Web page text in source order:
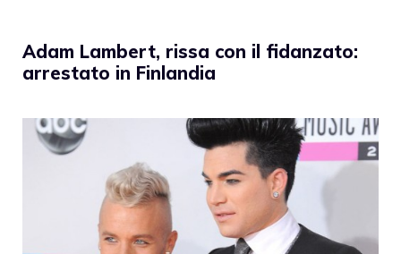
Adam Lambert, rissa con il fidanzato:
arrestato in Finlandia